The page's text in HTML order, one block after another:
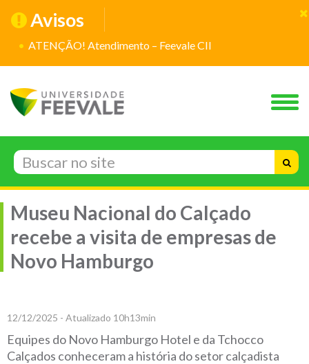
Avisos
ATENÇÃO! Atendimento – Feevale CII
Museu Nacional do Calçado
recebe a visita de empresas de
Novo Hamburgo
12/12/2025 - Atualizado 10h13min
Equipes do Novo Hamburgo Hotel e da Tchocco
Calçados conheceram a história do setor calçadista